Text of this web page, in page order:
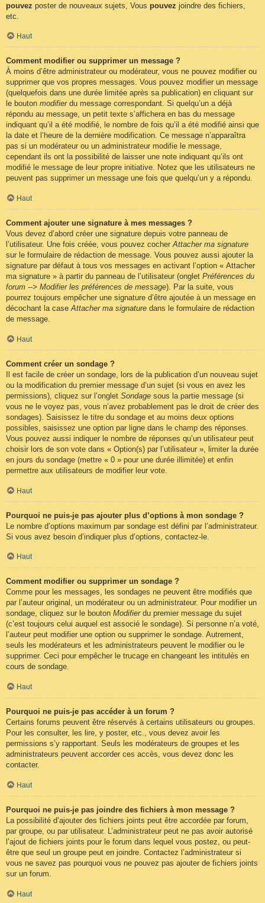
pouvez poster de nouveaux sujets, Vous pouvez joindre des fichiers,
etc.
Haut
Comment modifier ou supprimer un message ?
À moins d’être administrateur ou modérateur, vous ne pouvez modifier ou
supprimer que vos propres messages. Vous pouvez modifier un message
(quelquefois dans une durée limitée après sa publication) en cliquant sur
le bouton modifierdu message correspondant. Si quelqu’un a déjà
répondu au message, un petit texte s’affichera en bas du message
indiquant qu’il a été modifié, le nombre de fois qu’il a été modifié ainsi que
la date et l’heure de la dernière modification. Ce message n’apparaîtra
pas si un modérateur ou un administrateur modifie le message,
cependant ils ont la possibilité de laisser une note indiquant qu’ils ont
modifié le message de leur propre initiative. Notez que les utilisateurs ne
peuvent pas supprimer un message une fois que quelqu’un y a répondu.
Haut
Comment ajouter une signature à mes messages ?
Vous devez d’abord créer une signature depuis votre panneau de
l’utilisateur. Une fois créée, vous pouvez cocherAttacher ma signature
sur le formulaire de rédaction de message. Vous pouvez aussi ajouter la
signature par défaut à tous vos messages en activant l’option « Attacher
ma signature » à partir du panneau de l’utilisateur (onglet Préférences du
forum --> Modifier les préférences de message). Par la suite, vous
pourrez toujours empêcher une signature d’être ajoutée à un message en
décochant la caseAttacher ma signature dans le formulaire de rédaction
de message.
Haut
Comment créer un sondage ?
Il est facile de créer un sondage, lors de la publication d’un nouveau sujet
ou la modification du premier message d’un sujet (si vous en avez les
permissions), cliquez sur l’onglet Sondage sous la partie message (si
vous ne le voyez pas, vous n’avez probablement pas le droit de créer des
sondages). Saisissez le titre du sondage et au moins deux options
possibles, saisissez une option par ligne dans le champ des réponses.
Vous pouvez aussi indiquer le nombre de réponses qu’un utilisateur peut
choisir lors de son vote dans « Option(s) par l’utilisateur », limiter la durée
en jours du sondage (mettre « 0 » pour une durée illimitée) et enfin
permettre aux utilisateurs de modifier leur vote.
Haut
Pourquoi ne puis-je pas ajouter plus d’options à mon sondage ?
Le nombre d’options maximum par sondage est défini par l’administrateur.
Si vous avez besoin d’indiquer plus d’options, contactez-le.
Haut
Comment modifier ou supprimer un sondage ?
Comme pour les messages, les sondages ne peuvent être modifiés que
par l’auteur original, un modérateur ou un administrateur. Pour modifier un
sondage, cliquez sur le bouton Modifierdu premier message du sujet
(c’est toujours celui auquel est associé le sondage). Si personne n’a voté,
l’auteur peut modifier une option ou supprimer le sondage. Autrement,
seuls les modérateurs et les administrateurs peuvent le modifier ou le
supprimer. Ceci pour empêcher le trucage en changeant les intitulés en
cours de sondage.
Haut
Pourquoi ne puis-je pas accéder à un forum ?
Certains forums peuvent être réservés à certains utilisateurs ou groupes.
Pour les consulter, les lire, y poster, etc., vous devez avoir les
permissions s’y rapportant. Seuls les modérateurs de groupes et les
administrateurs peuvent accorder ces accès, vous devez donc les
contacter.
Haut
Pourquoi ne puis-je pas joindre des fichiers à mon message ?
La possibilité d’ajouter des fichiers joints peut être accordée par forum,
par groupe, ou par utilisateur. L’administrateur peut ne pas avoir autorisé
l’ajout de fichiers joints pour le forum dans lequel vous postez, ou peut-
être que seul un groupe peut en joindre. Contactez l’administrateur si
vous ne savez pas pourquoi vous ne pouvez pas ajouter de fichiers joints
sur un forum.
Haut